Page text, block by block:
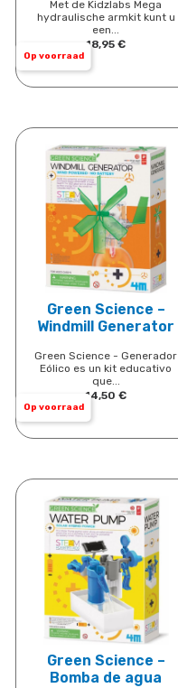
Met de Kidzlabs Mega
hydraulische armkit kunt u
een...
18,95​€
Op voorraad
Green Science –
Windmill Generator
Green Science - Generador
Eólico es un kit educativo
que...
14,50​€
Op voorraad
Green Science –
Bomba de agua